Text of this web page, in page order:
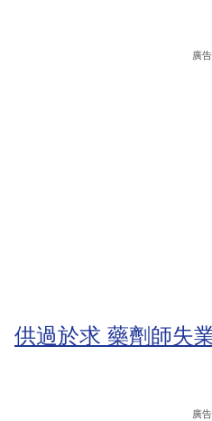
廣告
供過於求 藥劑師失
廣告